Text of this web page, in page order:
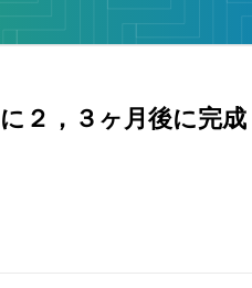
２，３ヶ月後に完成